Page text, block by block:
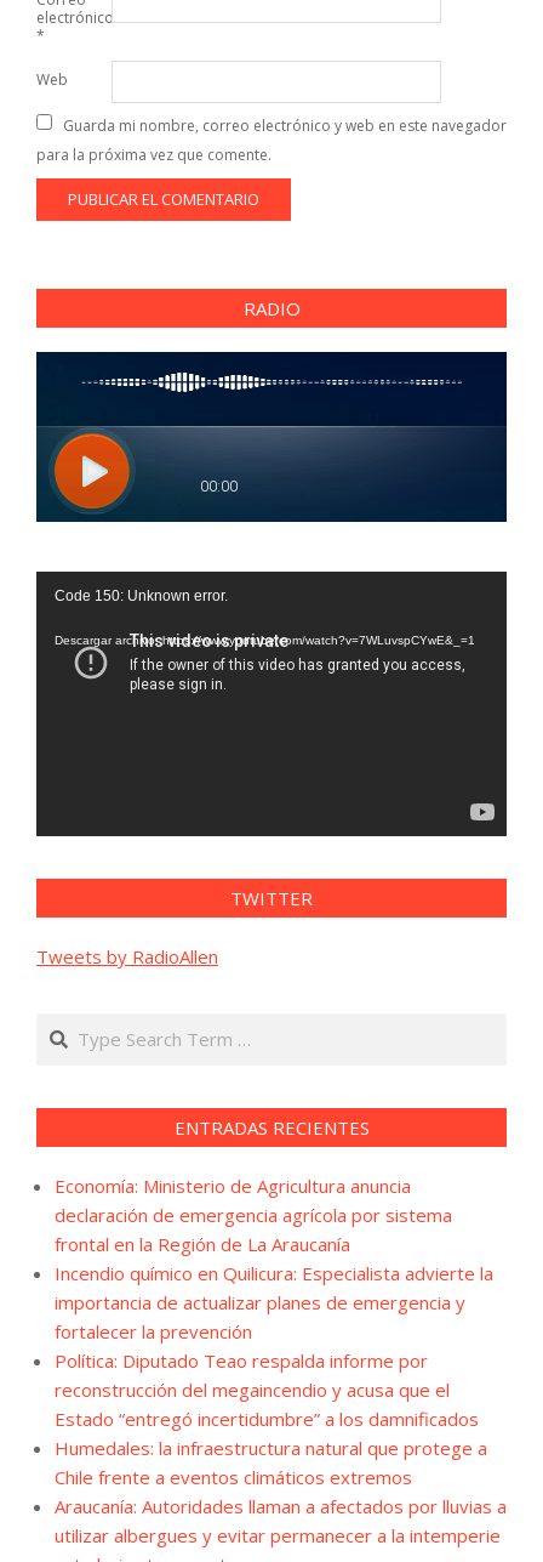
electrónico
*
Web
Guarda mi nombre, correo electrónico y web en este navegador
para la próxima vez que comente.
RADIO
Reproductor
vídeo
Code 150: Unknown error.
Descargar archivo: https://www.youtube.com/watch?v=7WLuvspCYwE&_=1
TWITTER
Tweets by RadioAllen
Search
ENTRADAS RECIENTES
Economía: Ministerio de Agricultura anuncia
declaración de emergencia agrícola por sistema
frontal en la Región de La Araucanía
Incendio químico en Quilicura: Especialista advierte la
importancia de actualizar planes de emergencia y
fortalecer la prevención
Política: Diputado Teao respalda informe por
reconstrucción del megaincendio y acusa que el
Estado “entregó incertidumbre” a los damnificados
Humedales: la infraestructura natural que protege a
Chile frente a eventos climáticos extremos
Araucanía: Autoridades llaman a afectados por lluvias a
utilizar albergues y evitar permanecer a la intemperie